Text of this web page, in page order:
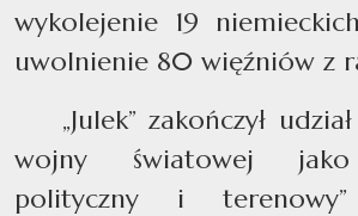
wykolejenie 19
uwolnienie 80 więźniów z
„Julek” zakończył
wojny światowej jako
polityczny i